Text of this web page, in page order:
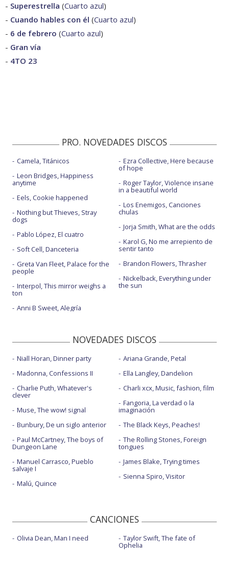
- Superestrella (Cuarto azul)
- Cuando hables con él (Cuarto azul)
- 6 de febrero (Cuarto azul)
- Gran vía
- 4TO 23
PRO. NOVEDADES DISCOS
Camela, Titánicos
Leon Bridges, Happiness
anytime
Eels, Cookie happened
Nothing but Thieves, Stray
dogs
Pablo López, El cuatro
Soft Cell, Danceteria
Greta Van Fleet, Palace for the
people
Interpol, This mirror weighs a
ton
Anni B Sweet, Alegría
Ezra Collective, Here because
of hope
Roger Taylor, Violence insane
in a beautiful world
Los Enemigos, Canciones
chulas
Jorja Smith, What are the odds
Karol G, No me arrepiento de
sentir tanto
Brandon Flowers, Thrasher
Nickelback, Everything under
the sun
NOVEDADES DISCOS
Niall Horan, Dinner party
Madonna, Confessions II
Charlie Puth, Whatever's
clever
Muse, The wow! signal
Bunbury, De un siglo anterior
Paul McCartney, The boys of
Dungeon Lane
Manuel Carrasco, Pueblo
salvaje I
Malú, Quince
Ariana Grande, Petal
Ella Langley, Dandelion
Charli xcx, Music, fashion, film
Fangoria, La verdad o la
imaginación
The Black Keys, Peaches!
The Rolling Stones, Foreign
tongues
James Blake, Trying times
Sienna Spiro, Visitor
CANCIONES
Olivia Dean, Man I need Taylor Swift, The fate of
Ophelia